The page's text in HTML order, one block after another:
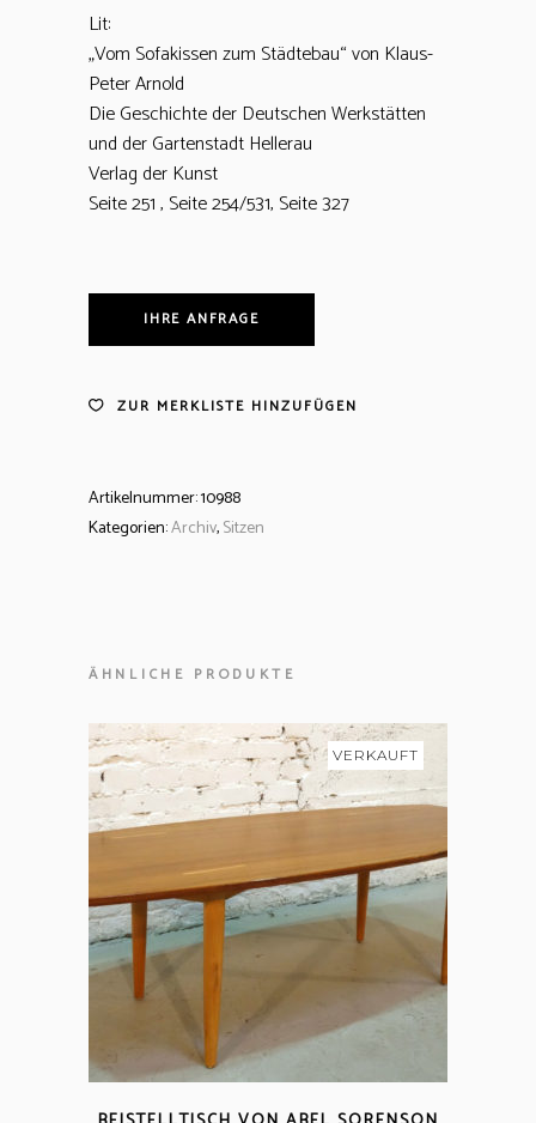
Lit:
„Vom Sofakissen zum Städtebau“ von Klaus-
Peter Arnold
Die Geschichte der Deutschen Werkstätten
und der Gartenstadt Hellerau
Verlag der Kunst
Seite 251 , Seite 254/531, Seite 327
IHRE ANFRAGE
ZUR MERKLISTE HINZUFÜGEN
Artikelnummer:10988
Kategorien:Archiv,Sitzen
ÄHNLICHE PRODUKTE
VERKAUFT